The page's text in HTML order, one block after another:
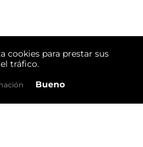
de Integral Group
cookies para prestar sus
tráfico.
Bueno